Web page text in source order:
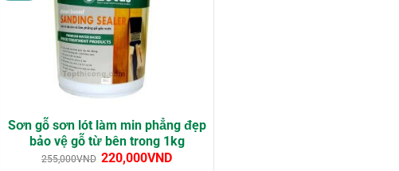
Sơn gỗ sơn lót làm min phẳng đẹp
bảo vệ gỗ từ bên trong 1kg
255,000VND 220,000VND